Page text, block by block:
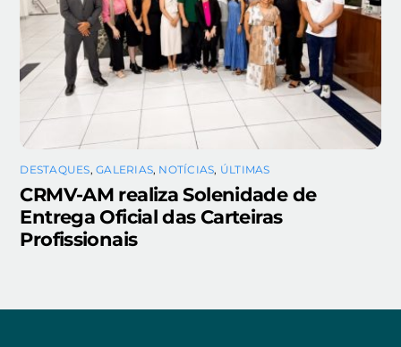
DESTAQUES,GALERIAS, NOTÍCIAS, ÚLTIMAS
CRMV-AM realiza Solenidade de
Entrega Oficial das Carteiras
Profissionais